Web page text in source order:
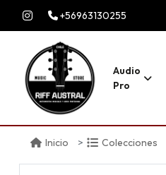
+56963130255
Audio
Pro
Inicio Colecciones